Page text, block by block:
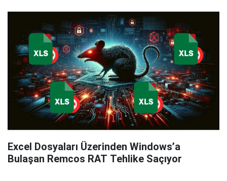
Excel Dosyaları Üzerinden Windows’a
Bulaşan Remcos RAT Tehlike Saçıyor